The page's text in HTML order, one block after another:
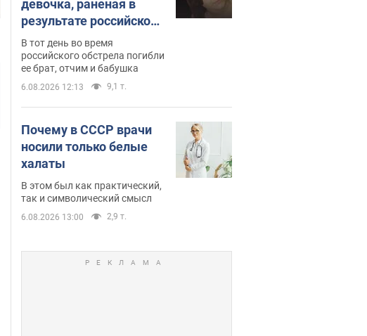
девочка, раненая в
результате российской
атаки на Сумскую
область. Фото
В тот день во время
российского обстрела погибли
ее брат, отчим и бабушка
6.08.2026 12:13 9,1 т.
Почему в СССР врачи
носили только белые
халаты
В этом был как практический,
так и символический смысл
6.08.2026 13:00 2,9 т.